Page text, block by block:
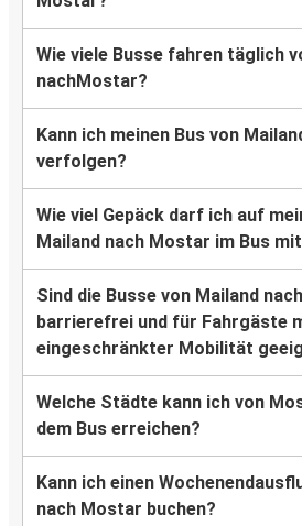
Wie viele Busse fahren täglich
nachMostar?
Kann ich meinen Bus von
verfolgen?
Wie viel Gepäck darf ich auf
Mailand nach Mostar im Bus
Sind die Busse von Mailand
barrierefrei und für Fahrgäste
eingeschränkter Mobilität
Welche Städte kann ich von
dem Bus erreichen?
Kann ich einen
nach Mostar buchen?